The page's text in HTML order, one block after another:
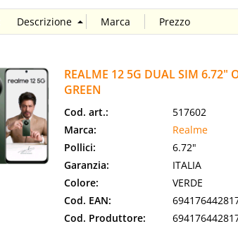
REALME 12 5G DUAL SIM 6.72"
GREEN
Cod. art.:
517602
Marca:
Realme
Pollici:
6.72"
Garanzia:
ITALIA
Colore:
VERDE
Cod. EAN:
Cod. Produttore: